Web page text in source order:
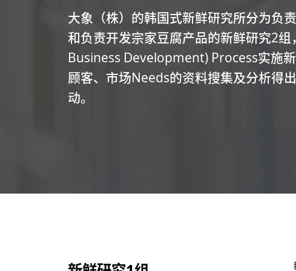
大象（株）的韩国式新鲜研究所分为负
和负责开发宗家豆腐产品的新鲜研究2
Business Development) Process实施
顾客、市场Needs的资料搜集及分析得
动。